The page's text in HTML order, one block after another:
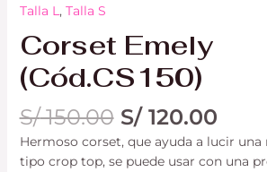
Talla L, Talla S
Corset Emely
(Cód.CS150)
S/150.00 S/120.00
Hermoso corset, que ayuda a lucir una
tipo crop top, se puede usar con una